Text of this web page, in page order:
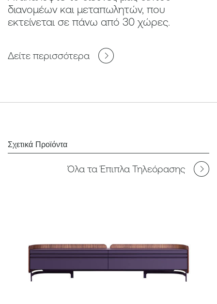
διανομέων και μεταπωλητών, που
εκτείνεται σε πάνω από 30 χώρες.
Δείτε περισσότερα
Σχετικά Προϊόντα
Όλα τα Έπιπλα Τηλεόρασης